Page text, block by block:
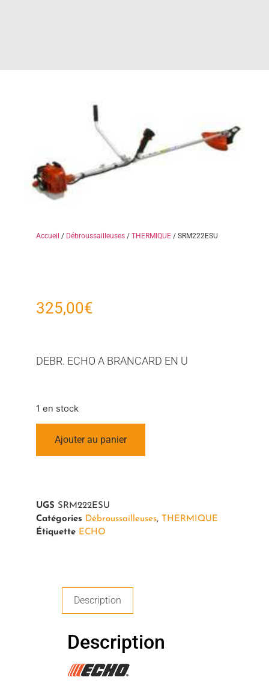
Accueil / Débroussailleuses / THERMIQUE / SRM222ESU
325,00€
DEBR. ECHO A BRANCARD EN U
1 en stock
Ajouter au panier
UGS SRM222ESU
Catégories Débroussailleuses, THERMIQUE
Étiquette ECHO
Description
Description